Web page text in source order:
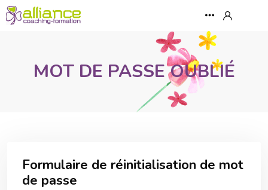
MOT DE PASSE OUBLIÉ
Formulaire de réinitialisation de mot
de passe